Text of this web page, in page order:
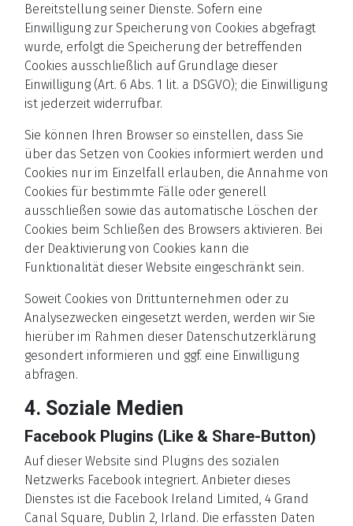
Bereitstellung seiner Dienste. Sofern eine
Einwilligung zur Speicherung von Cookies abgefragt
wurde, erfolgt die Speicherung der betreffenden
Cookies ausschließlich auf Grundlage dieser
Einwilligung (Art. 6 Abs. 1 lit. a DSGVO); die Einwilligung
ist jederzeit widerrufbar.
Sie können Ihren Browser so einstellen, dass Sie
über das Setzen von Cookies informiert werden und
Cookies nur im Einzelfall erlauben, die Annahme von
Cookies für bestimmte Fälle oder generell
ausschließen sowie das automatische Löschen der
Cookies beim Schließen des Browsers aktivieren. Bei
der Deaktivierung von Cookies kann die
Funktionalität dieser Website eingeschränkt sein.
Soweit Cookies von Drittunternehmen oder zu
Analysezwecken eingesetzt werden, werden wir Sie
hierüber im Rahmen dieser Datenschutzerklärung
gesondert informieren und ggf. eine Einwilligung
abfragen.
4. Soziale Medien
Facebook Plugins (Like & Share-Button)
Auf dieser Website sind Plugins des sozialen
Netzwerks Facebook integriert. Anbieter dieses
Dienstes ist die Facebook Ireland Limited, 4 Grand
Canal Square, Dublin 2, Irland. Die erfassten Daten